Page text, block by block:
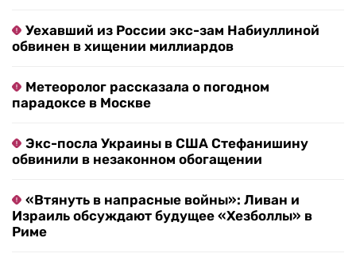
Уехавший из России экс-зам Набиуллиной
обвинен в хищении миллиардов
Метеоролог рассказала о погодном
парадоксе в Москве
Экс-посла Украины в США Стефанишину
обвинили в незаконном обогащении
«Втянуть в напрасные войны»: Ливан и
Израиль обсуждают будущее «Хезболлы» в
Риме